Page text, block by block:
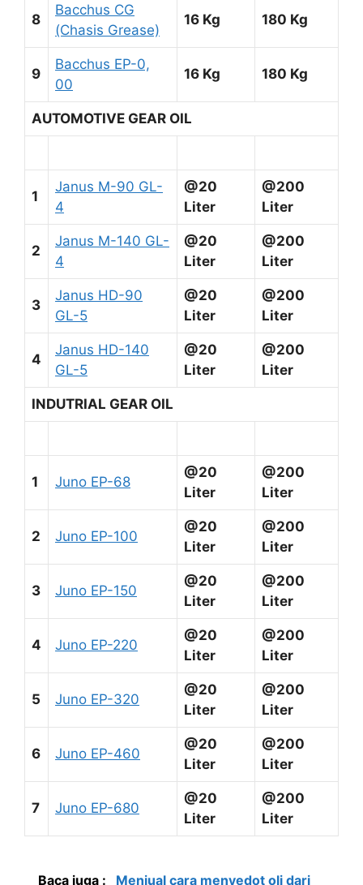
8
Bacchus CG
(Chasis Grease)
16 Kg 180 Kg
9
Bacchus EP-0,
00
16 Kg 180 Kg
AUTOMOTIVE GEAR OIL
1
Janus M-90 GL-
4
@20
Liter
@200
Liter
2
Janus M-140 GL-
4
@20
Liter
@200
Liter
3
Janus HD-90
GL-5
@20
Liter
@200
Liter
4
Janus HD-140
GL-5
@20
Liter
@200
Liter
INDUTRIAL GEAR OIL
1 Juno EP-68
@20
Liter
@200
Liter
2 Juno EP-100
@20
Liter
@200
Liter
3 Juno EP-150
@20
Liter
@200
Liter
4 Juno EP-220
@20
Liter
@200
Liter
5 Juno EP-320
@20
Liter
@200
Liter
6 Juno EP-460
@20
Liter
@200
Liter
7 Juno EP-680
@20
Liter
@200
Liter
Baca juga : Menjual cara menyedot oli dari